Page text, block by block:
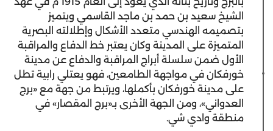
الشيخ سعيد بن حمد بن ماجد القاسمي ويتميز
بتصميمه الهندسي متعدد الأشكال وإطلالته البصرية
المتميزة على المدينة وكان يعتبر خط الدفاع والمراقبة
الأول ضمن سلسلة أبراج المراقبة والدفاع عن مدينة
خورفكان في مواجهة الطامعين، فهو يعتلي رابية تطل
على مدينة خورفكان بأكملها، ويرتبط من جهة مع «برج
العدواني»، ومن الجهة الأخرى بـ«برج المقصار» في
منطقة وادي شي.